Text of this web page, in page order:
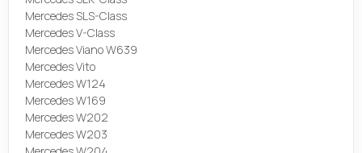
Mercedes SLS-Class
Mercedes V-Class
Mercedes Viano W639
Mercedes Vito
Mercedes W124
Mercedes W169
Mercedes W202
Mercedes W203